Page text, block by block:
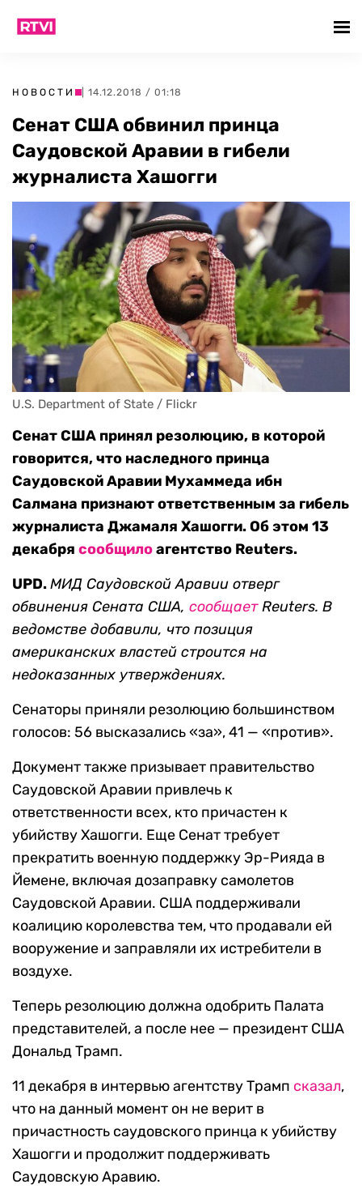
НОВОСТИ | 14.12.2018 / 01:18
Сенат США обвинил принца
Саудовской Аравии в гибели
журналиста Хашогги
U.S. Department of State / Flickr
Сенат США принял резолюцию, в которой
говорится, что наследного принца
Саудовской Аравии Мухаммеда ибн
Салмана признают ответственным за гибель
журналиста Джамаля Хашогги. Об этом 13
декабря сообщилоагентство Reuters.
UPD.МИД Саудовской Аравии отверг
обвинения Сената США, сообщаетReuters. В
ведомстве добавили, что позиция
американских властей строится на
недоказанных утверждениях.
Сенаторы приняли резолюцию большинством
голосов: 56 высказались «за», 41 — «против».
Документ также призывает правительство
Саудовской Аравии привлечь к
ответственности всех, кто причастен к
убийству Хашогги. Еще Сенат требует
прекратить военную поддержку Эр-Рияда в
Йемене, включая дозаправку самолетов
Саудовской Аравии. США поддерживали
коалицию королевства тем, что продавали ей
вооружение и заправляли их истребители в
воздухе.
Теперь резолюцию должна одобрить Палата
представителей, а после нее — президент США
Дональд Трамп.
11 декабря в интервью агентству Трамп сказал,
что на данный момент он не верит в
причастность саудовского принца к убийству
Хашогги и продолжит поддерживать
Саудовскую Аравию.